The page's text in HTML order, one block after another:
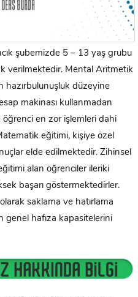
şubemizde 5 – 13 yaş grubu
verilmektedir. Mental Aritmetik
hazırbulunuşluk düzeyine
makinası kullanmadan
öğrenci en zor işlemleri dahi
eğitimi, kişiye özel
elde edilmektedir. Zihinsel
alan öğrenciler ileriki
başarı göstermektedirler.
saklama ve hatırlama
genel hafıza kapasitelerini